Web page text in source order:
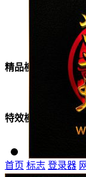
精品模板
特效模板
首页 标志 登录器